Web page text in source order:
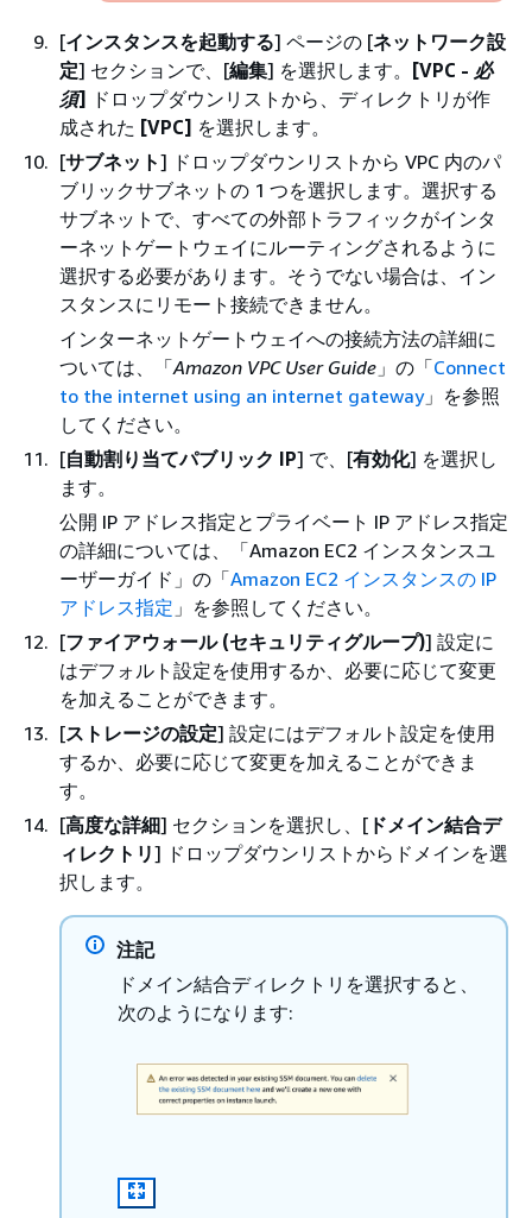
[インスタンスを起動する] ページの [ネットワーク設
定] セクションで、[編集] を選択します。 [VPC - 必
須]
ドロップダウンリストから、ディレクトリが作
成された [VPC] を選択します。
[サブネット] ドロップダウンリストから VPC 内のパ
ブリックサブネットの 1 つを選択します。選択する
サブネットで、すべての外部トラフィックがインタ
ーネットゲートウェイにルーティングされるように
選択する必要があります。そうでない場合は、イン
スタンスにリモート接続できません。
インターネットゲートウェイへの接続方法の詳細に
ついては、「Amazon VPC User Guide 」の「Connect
to the internet using an internet gateway」を参照
してください。
[自動割り当てパブリック IP] で、[有効化] を選択し
ます。
公開 IP アドレス指定とプライベート IP アドレス指定
の詳細については、「Amazon EC2 インスタンスユ
ーザーガイド」の「Amazon EC2 インスタンスの IP
アドレス指定 」を参照してください。
[ファイアウォール (セキュリティグループ)] 設定に
はデフォルト設定を使用するか、必要に応じて変更
を加えることができます。
[ストレージの設定] 設定にはデフォルト設定を使用
するか、必要に応じて変更を加えることができま
す。
[高度な詳細] セクションを選択し、[ ドメイン結合デ
ィレクトリ] ドロップダウンリストからドメインを選
択します。
注記
ドメイン結合ディレクトリを選択すると、
次のようになります: